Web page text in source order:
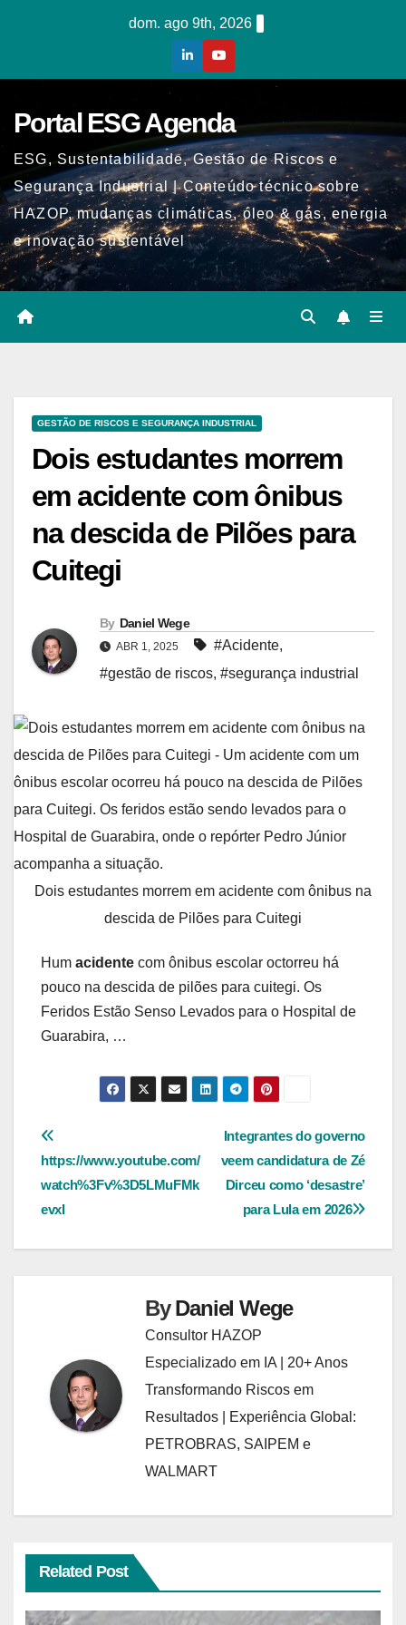
dom. ago 9th, 2026
Portal ESG Agenda
ESG, Sustentabilidade, Gestão de Riscos e
Segurança Industrial | Conteúdo técnico sobre
HAZOP, mudanças climáticas, óleo & gás, energia
e inovação sustentável
GESTÃO DE RISCOS E SEGURANÇA INDUSTRIAL
Dois estudantes morrem
em acidente com ônibus
na descida de Pilões para
Cuitegi
By Daniel Wege
ABR 1, 2025 #Acidente,
#gestão de riscos, #segurança industrial
Dois estudantes morrem em acidente com ônibus na
descida de Pilões para Cuitegi
Hum acidente com ônibus escolar octorreu há
pouco na descida de pilões para cuitegi. Os
Feridos Estão Senso Levados para o Hospital de
Guarabira, …
Navegação
de
Post
Integrantes do governo
veem candidatura de Zé
Dirceu como ‘desastre’
para Lula em 2026
https://www.youtube.com/
watch%3Fv%3D5LMuFMk
evxI
ByDaniel Wege
Consultor HAZOP
Especializado em IA | 20+ Anos
Transformando Riscos em
Resultados | Experiência Global:
PETROBRAS, SAIPEM e
WALMART
Related Post